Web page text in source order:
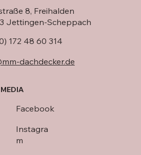
8, Freihalden
Jettingen-Scheppach
172 48 60 314
dachdecker.de
Facebook
Instagra
m